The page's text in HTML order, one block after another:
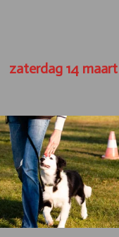
zaterdag 14